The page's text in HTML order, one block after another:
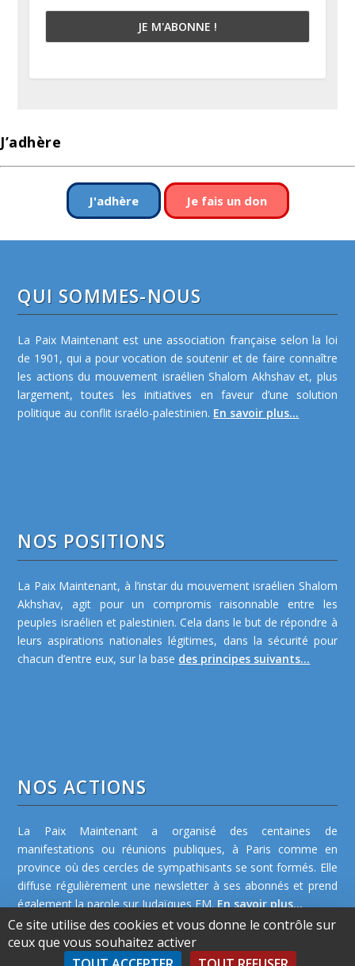
J’adhère
J'adhère Je fais un don
QUI SOMMES-NOUS
La Paix Maintenant est une association française selon la loi
de 1901, qui a pour vocation de soutenir et de faire connaître
les actions du mouvement israélien Shalom Akhshav et, plus
largement, toutes les initiatives en faveur d’une solution
politique au conflit israélo-palestinien. En savoir plus...
NOS POSITIONS
La Paix Maintenant, à l’instar du mouvement israélien Shalom
Akhshav, agit pour un compromis raisonnable entre les
peuples israélien et palestinien. Cela dans le but de répondre à
leurs aspirations nationales légitimes, dans la sécurité pour
chacun d’entre eux, sur la base des principes suivants...
NOS ACTIONS
La Paix Maintenant a organisé des centaines de
manifestations ou réunions publiques, à Paris comme en
province où des cercles de sympathisants se sont formés. Elle
diffuse régulièrement une newsletter à ses abonnés et prend
également la parole sur Judaïques FM.En savoir plus...
Ce site utilise des cookies et vous donne le contrôle sur
ceux que vous souhaitez activer